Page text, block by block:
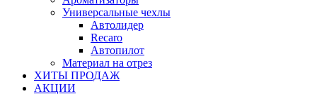
Универсальные чехлы
Автолидер
Recaro
Автопилот
Материал на отрез
ХИТЫ ПРОДАЖ
АКЦИИ